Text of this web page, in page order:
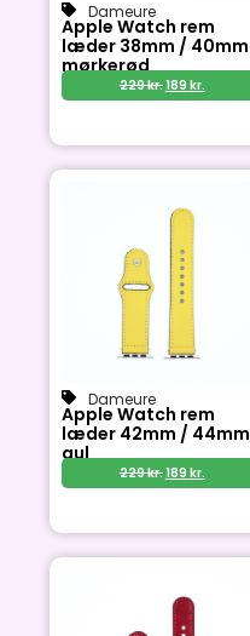
Dameure
Apple Watch rem
læder 38mm / 40mm
mørkerød
229kr.189 kr.
Dameure
Apple Watch rem
læder 42mm / 44mm
gul
229kr.189 kr.